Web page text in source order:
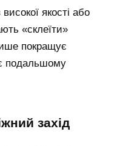
якості або
«склеїти»
покращує
подальшому
захід